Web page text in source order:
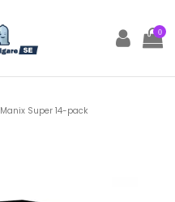
0
Manix Super 14-pack